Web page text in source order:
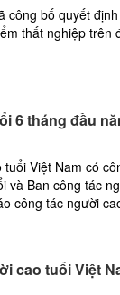
công bố quyết
thất nghiệp trên
6 tháng đầu
Việt Nam có
và Ban công tác
công tác người
cao tuổi Việt